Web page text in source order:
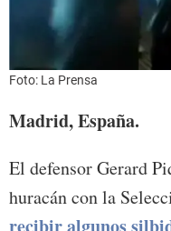
Foto: La Prensa
Madrid, España.
El defensor Gerard
huracán con la